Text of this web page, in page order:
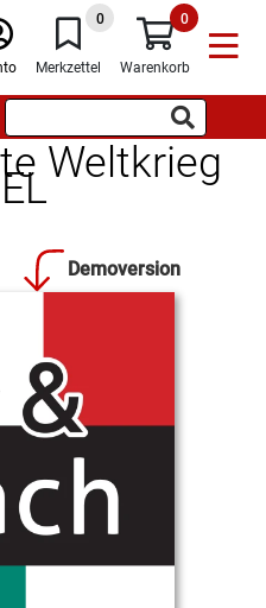
0
Merkzettel
0
Warenkorb
Weltkrieg
Demoversion